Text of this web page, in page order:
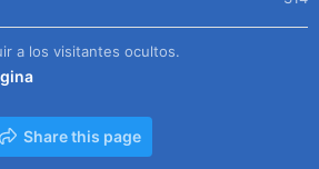
a los visitantes ocultos.
Share this page